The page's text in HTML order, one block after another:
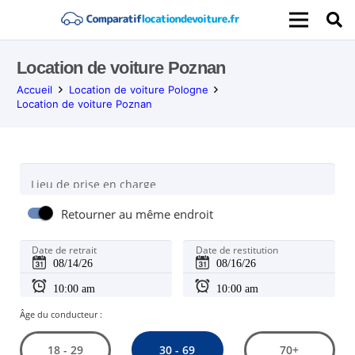
Location de voiture Poznan
Accueil
Location de voiture Pologne
Location de voiture Poznan
Lieu de prise en charge
Retourner au même endroit
Date de retrait Date de restitution
Âge du conducteur :
18 - 29 30 - 69 70+